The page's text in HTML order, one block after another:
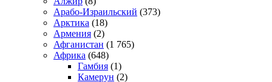
Арабо-Израильский (373)
Арктика (18)
Армения (2)
Афганистан (1 765)
Африка (648)
Гамбия (1)
Камерун (2)